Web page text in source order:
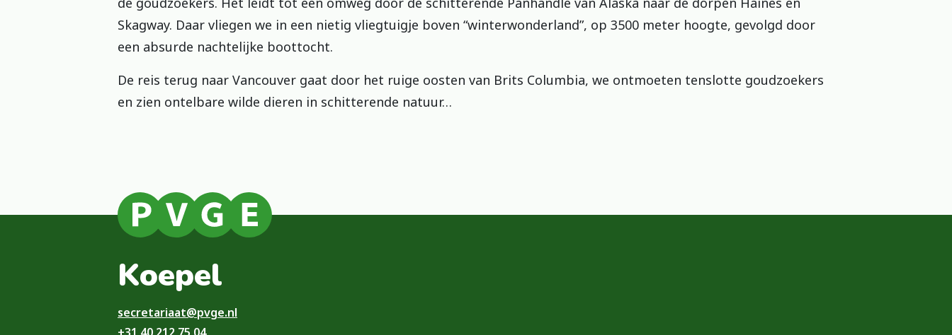
Skagway. Daar vliegen we in een nietig vliegtuigje boven “winterwonderland”, op 3500 meter hoogte, gevolgd door
een absurde nachtelijke boottocht.
De reis terug naar Vancouver gaat door het ruige oosten van Brits Columbia, we ontmoeten tenslotte goudzoekers
en zien ontelbare wilde dieren in schitterende natuur…
Koepel
secretariaat@pvge.nl